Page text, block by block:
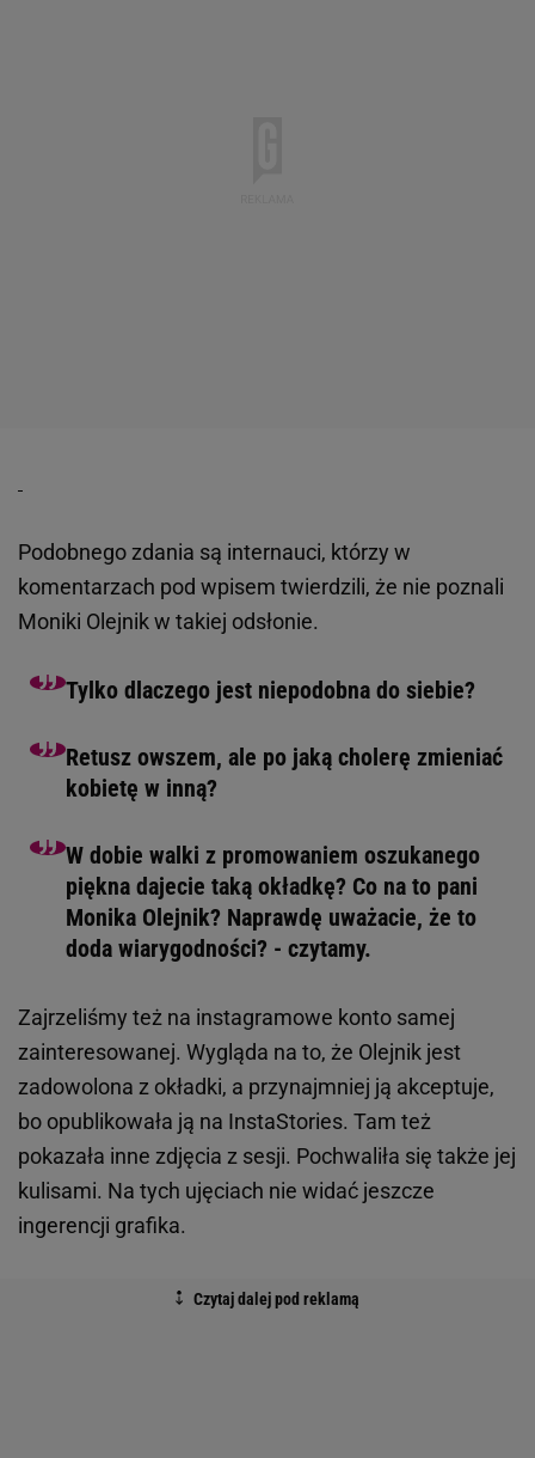
Podobnego zdania są internauci, którzy w
komentarzach pod wpisem twierdzili, że nie poznali
Moniki Olejnik w takiej odsłonie.
Tylko dlaczego jest niepodobna do siebie?
Retusz owszem, ale po jaką cholerę zmieniać
kobietę w inną?
W dobie walki z promowaniem oszukanego
piękna dajecie taką okładkę? Co na to pani
Monika Olejnik? Naprawdę uważacie, że to
doda wiarygodności? - czytamy.
Zajrzeliśmy też na instagramowe konto samej
zainteresowanej. Wygląda na to, że Olejnik jest
zadowolona z okładki, a przynajmniej ją akceptuje,
bo opublikowała ją na InstaStories. Tam też
pokazała inne zdjęcia z sesji. Pochwaliła się także jej
kulisami. Na tych ujęciach nie widać jeszcze
ingerencji grafika.